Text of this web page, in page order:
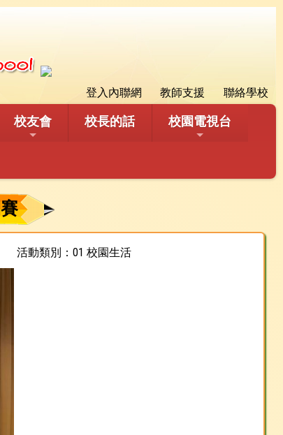
登入內聯網 教師支援 聯絡學校
校友會 校長的話 校園電視台
活動類別：01 校園生活